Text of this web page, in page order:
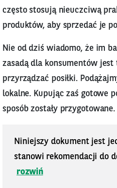
często stosują nieuczciwą
produktów, aby sprzedać je
Nie od dziś wiadomo, że im
zasadą dla konsumentów
przyrządzać posiłki.
lokalne. Kupując zaś gotowe
sposób zostały przygotowane.
Niniejszy dokument jest
stanowi rekomendacji do
rozwiń